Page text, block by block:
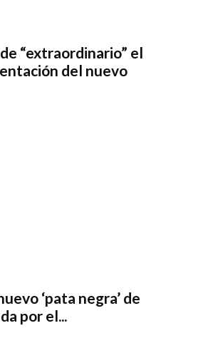
“extraordinario” el
del nuevo
‘pata negra’ de
por el...